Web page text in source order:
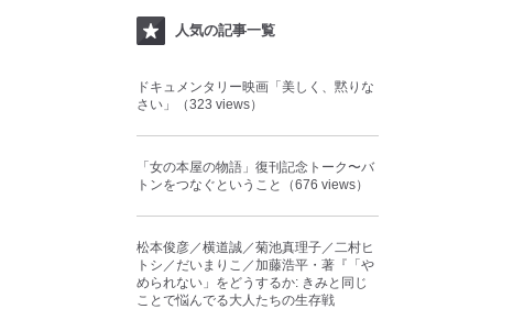
人気の記事一覧
ドキュメンタリー映画「美しく、黙りな
さい」（323 views）
「女の本屋の物語」復刊記念トーク〜バ
トンをつなぐということ（676 views）
松本俊彦／横道誠／菊池真理子／二村ヒ
トシ／だいまりこ／加藤浩平・著『「や
められない」をどうするか: きみと同じ
ことで悩んでる大人たちの生存戦